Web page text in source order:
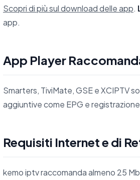
Scopri di più sul download delle app.
app.
App Player
Smarters, TiviMate, GSE e XCIPTV
aggiuntive come EPG e
Requisiti Internet e di
kemo iptv raccomanda almeno 25